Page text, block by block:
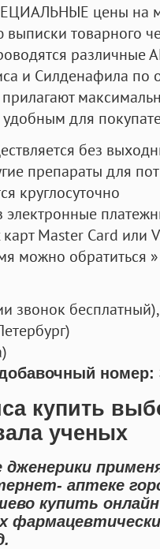
цены на
товарного
и Силденафила по
для
без
препараты для
круглосуточно
Master Card или
можно обратиться
звонок бесплатный),
номер:
купить
ученых
аптеке
купить